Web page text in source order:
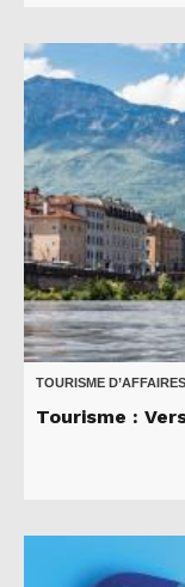
TOURISME D’AFFAIRES
Tourisme :